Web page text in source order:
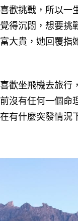
歡挑戰，所以
得沉悶，想要
大貴，她回覆
歡坐飛機去旅
沒有任何一個
有什麼突發情